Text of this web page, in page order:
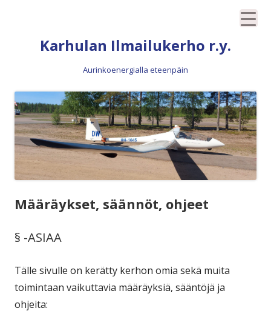
Karhulan Ilmailukerho r.y.
Aurinkoenergialla eteenpäin
Määräykset, säännöt, ohjeet
§ -ASIAA
Tälle sivulle on kerätty kerhon omia sekä muita
toimintaan vaikuttavia määräyksiä, sääntöjä ja
ohjeita: